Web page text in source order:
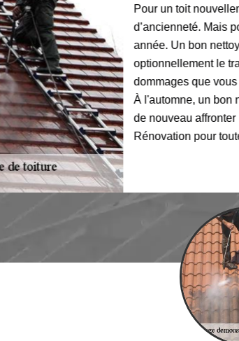
Pour un toit nouvellement
d’ancienneté. Mais pour
année. Un bon nettoyage
optionnellement le
dommages que vous
À l'automne, un bon
de nouveau affronter
Rénovation pour toutes